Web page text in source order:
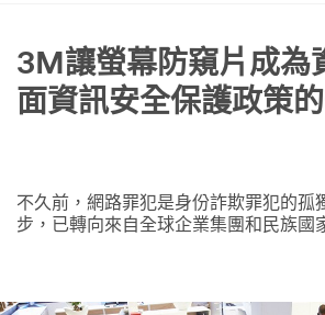
3M讓螢幕防窺片成為
面資訊安全保護政策
不久前，網路罪犯是身份詐欺罪犯的孤
步，已轉向來自全球企業集團和民族國